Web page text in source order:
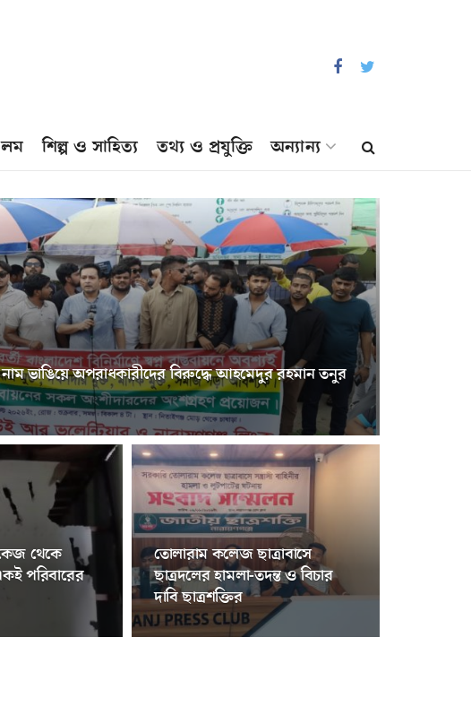
শিল্প ও সাহিত্য তথ্য ও প্রযুক্তি অন্যান্য
ভাঙিয়ে অপরাধকারীদের বিরুদ্ধে আহমেদুর রহমান তনুর
থেকে
পরিবারের
তোলারাম কলেজ ছাত্রাবাসে
ছাত্রদলের হামলা-তদন্ত ও বিচার
দাবি ছাত্রশক্তির